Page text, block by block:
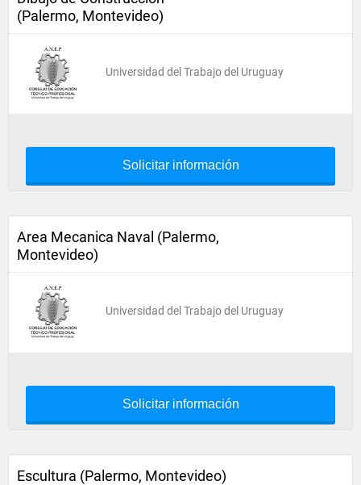
(Palermo, Montevideo)
Universidad del Trabajo del Uruguay
Solicitar información
Area Mecanica Naval (Palermo,
Montevideo)
Universidad del Trabajo del Uruguay
Solicitar información
Escultura (Palermo, Montevideo)